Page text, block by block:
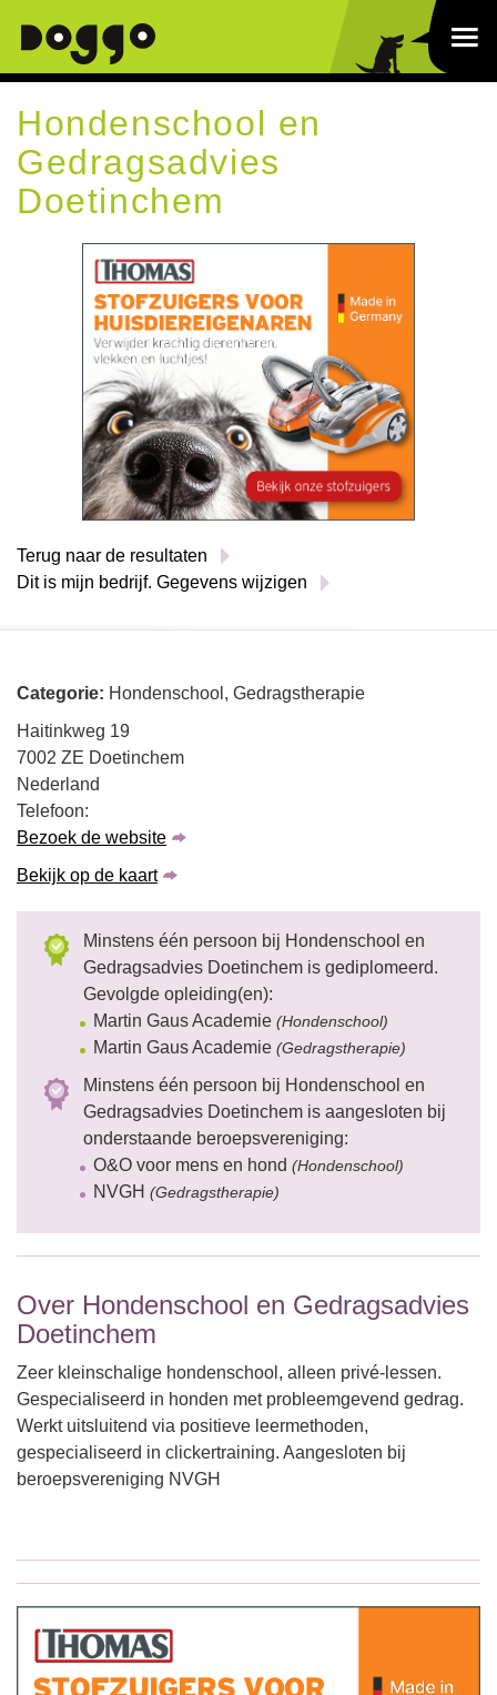
Hondenschool en
Gedragsadvies
Doetinchem
Terug naar de resultaten
Dit is mijn bedrijf. Gegevens wijzigen
Categorie: Hondenschool, Gedragstherapie
Haitinkweg 19
7002 ZE Doetinchem
Nederland
Telefoon:
Bezoek de website
Bekijk op de kaart
Minstens één persoon bij Hondenschool en
Gedragsadvies Doetinchem is gediplomeerd.
Gevolgde opleiding(en):
Martin Gaus Academie (Hondenschool)
Martin Gaus Academie (Gedragstherapie)
Minstens één persoon bij Hondenschool en
Gedragsadvies Doetinchem is aangesloten bij
onderstaande beroepsvereniging:
O&O voor mens en hond (Hondenschool)
NVGH (Gedragstherapie)
Over Hondenschool en Gedragsadvies
Doetinchem
Zeer kleinschalige hondenschool, alleen privé-lessen.
Gespecialiseerd in honden met probleemgevend gedrag.
Werkt uitsluitend via positieve leermethoden,
gespecialiseerd in clickertraining. Aangesloten bij
beroepsvereniging NVGH